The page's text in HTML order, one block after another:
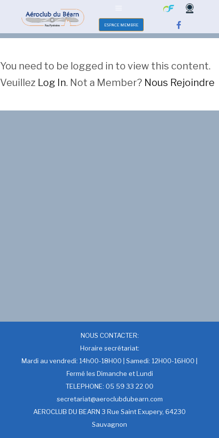
ESPACE MEMBRE
You need to be logged in to view this content.
Veuillez Log In. Not a Member? Nous Rejoindre
NOUS CONTACTER:
Horaire secrétariat:
Mardi au vendredi: 14h00-18H00 | Samedi: 12H00-16H00 |
Fermé les Dimanche et Lundi
TELEPHONE: 05 59 33 22 00
secretariat@aeroclubdubearn.com
AEROCLUB DU BEARN 3 Rue Saint Exupery, 64230
Sauvagnon